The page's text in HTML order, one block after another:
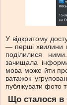
У відкритому
— перші хвилини
поділилися
зачищала
мова може йти
ватажок
публікувати фото
Що сталося в